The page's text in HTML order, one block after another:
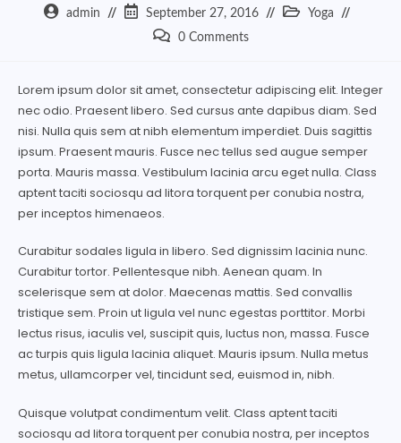
admin September 27, 2016
Yoga
0 Comments
Lorem ipsum dolor sit amet, consectetur adipiscing elit. Integer
nec odio. Praesent libero. Sed cursus ante dapibus diam. Sed
nisi. Nulla quis sem at nibh elementum imperdiet. Duis sagittis
ipsum. Praesent mauris. Fusce nec tellus sed augue semper
porta. Mauris massa. Vestibulum lacinia arcu eget nulla. Class
aptent taciti sociosqu ad litora torquent per conubia nostra,
per inceptos himenaeos.
Curabitur sodales ligula in libero. Sed dignissim lacinia nunc.
Curabitur tortor. Pellentesque nibh. Aenean quam. In
scelerisque sem at dolor. Maecenas mattis. Sed convallis
tristique sem. Proin ut ligula vel nunc egestas porttitor. Morbi
lectus risus, iaculis vel, suscipit quis, luctus non, massa. Fusce
ac turpis quis ligula lacinia aliquet. Mauris ipsum. Nulla metus
metus, ullamcorper vel, tincidunt sed, euismod in, nibh.
Quisque volutpat condimentum velit. Class aptent taciti
sociosqu ad litora torquent per conubia nostra, per inceptos